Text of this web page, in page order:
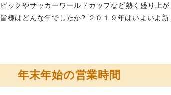
ピックやサッカーワールドカップなど熱く盛り上
皆様はどんな年でしたか? ２０１９年はいよいよ
年末年始の営業時間